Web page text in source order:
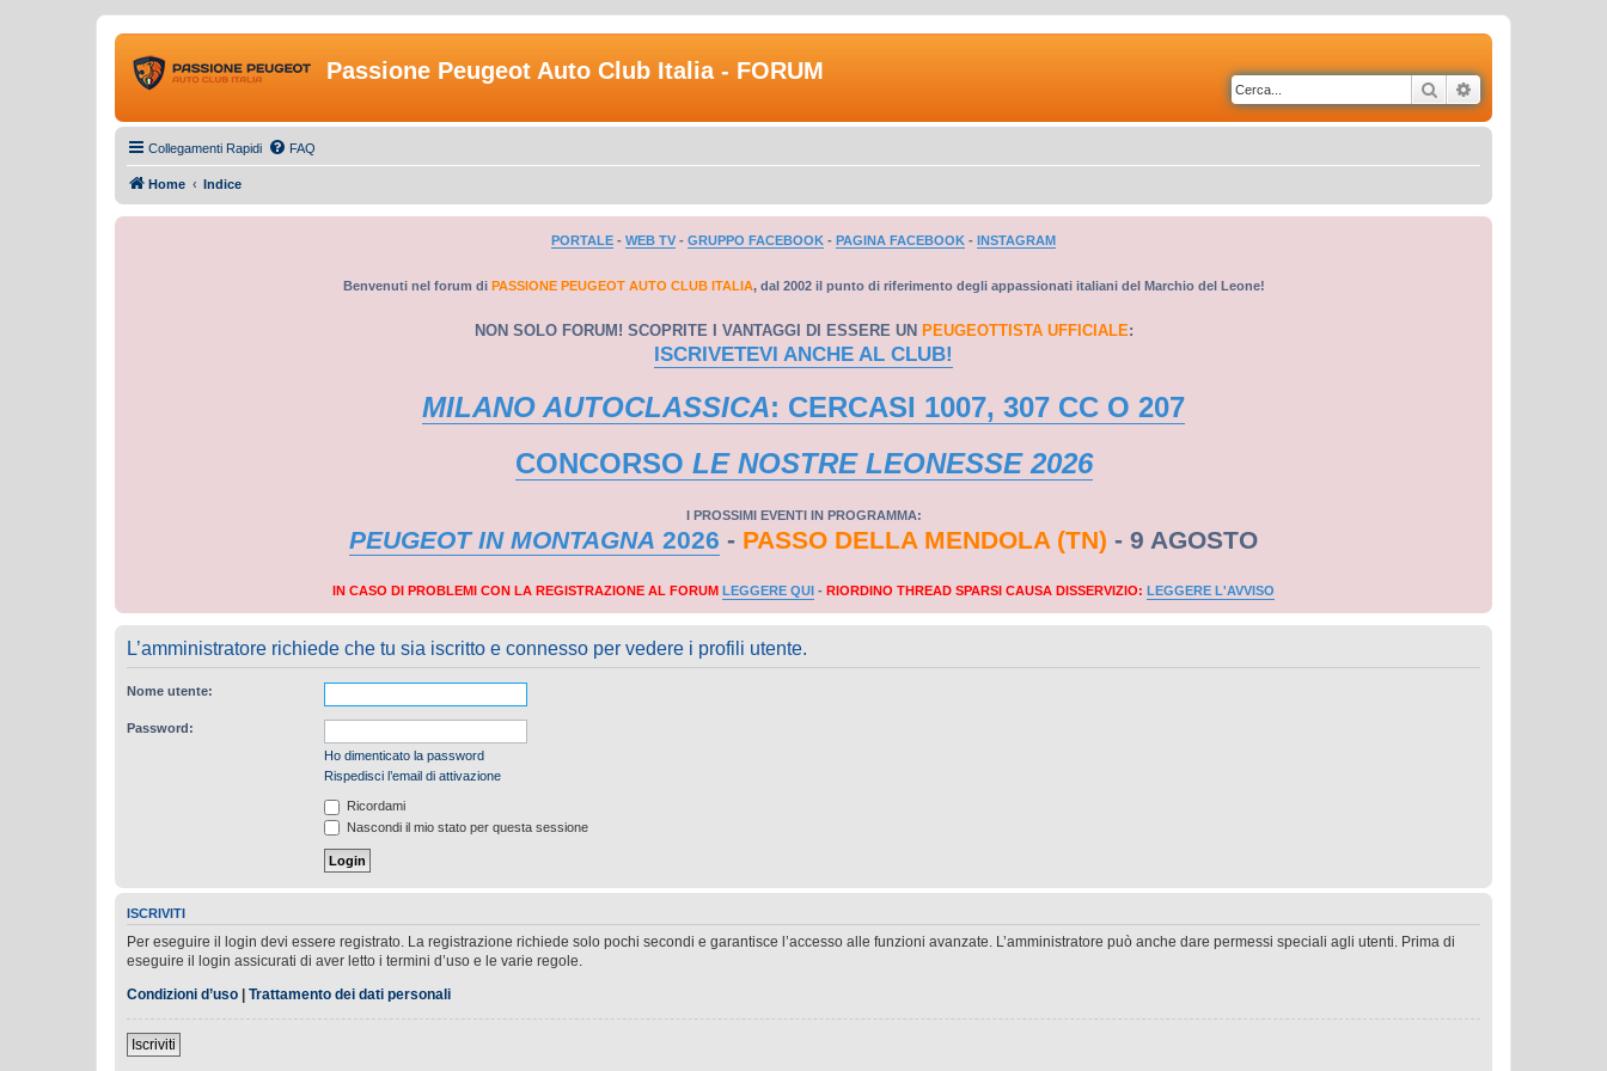
Passione Peugeot Auto Club Italia - FORUM
Cerca
Collegamenti Rapidi FAQ
Home Indice
PORTALE - WEB TV - GRUPPO FACEBOOK - PAGINA FACEBOOK - INSTAGRAM
Benvenuti nel forum di PASSIONE PEUGEOT AUTO CLUB ITALIA, dal 2002 il punto di riferimento degli appassionati italiani del Marchio del Leone!
NON SOLO FORUM! SCOPRITE I VANTAGGI DI ESSERE UN PEUGEOTTISTA UFFICIALE:
ISCRIVETEVI ANCHE AL CLUB!
MILANO AUTOCLASSICA: CERCASI 1007, 307 CC O 207
CONCORSO LE NOSTRE LEONESSE 2026
I PROSSIMI EVENTI IN PROGRAMMA:
PEUGEOT IN MONTAGNA 2026 - PASSO DELLA MENDOLA (TN) - 9 AGOSTO
IN CASO DI PROBLEMI CON LA REGISTRAZIONE AL FORUM LEGGERE QUI - RIORDINO THREAD SPARSI CAUSA DISSERVIZIO: LEGGERE L'AVVISO
L’amministratore richiede che tu sia iscritto e connesso per vedere i profili utente.
Nome utente:
Password:
Ho dimenticato la password
Rispedisci l’email di attivazione
Ricordami
Nascondi il mio stato per questa sessione
ISCRIVITI
Per eseguire il login devi essere registrato. La registrazione richiede solo pochi secondi e garantisce l’accesso alle funzioni avanzate. L’amministratore può anche dare permessi speciali agli utenti. Prima di
eseguire il login assicurati di aver letto i termini d’uso e le varie regole.
Condizioni d’uso | Trattamento dei dati personali
Iscriviti